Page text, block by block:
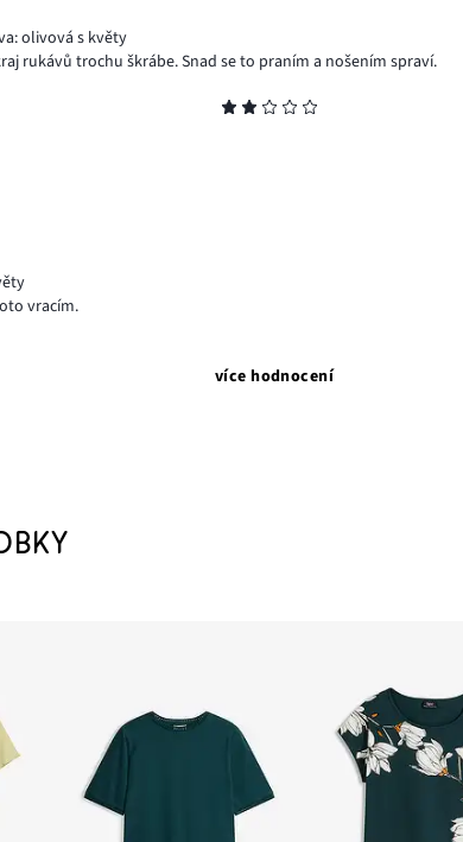
olivová s květy
rukávů trochu škrábe. Snad se to praním a nošením spraví.
vracím.
více hodnocení